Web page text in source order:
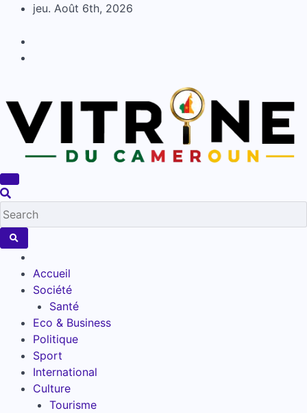
Skip
content
jeu. Août 6th, 2026
Accueil
Société
Santé
Eco & Business
Politique
Sport
International
Culture
Tourisme